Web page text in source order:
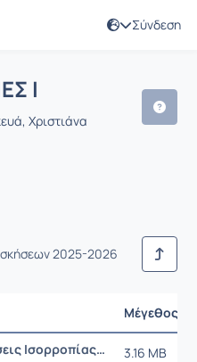
Σύνδεση
Ι
Ι
Χριστιάνα
2025-2026
Μέγεθος
1η Σειρά Ασκήσεων_Ασκήσεις Ισορροπίας Ατμού- Υγρού_2025_corrected.pdf 3.16 MB